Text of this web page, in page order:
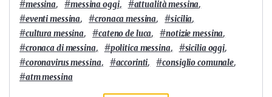
#messina, #messina oggi, #attualità messina,
#eventi messina, #cronaca messina, #sicilia,
#cultura messina, #cateno de luca, #notizie messina,
#cronaca di messina, #politica messina, #sicilia oggi,
#coronavirus messina, #accorinti, #consiglio comunale,
#atm messina